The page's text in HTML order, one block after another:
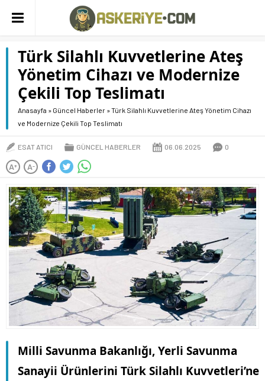
Türk Silahlı Kuvvetlerine Ateş
Yönetim Cihazı ve Modernize
Çekili Top Teslimatı
Anasayfa » Güncel Haberler »Türk Silahlı Kuvvetlerine Ateş Yönetim Cihazı
ve Modernize Çekili Top Teslimatı
ESAT ATICI GÜNCEL HABERLER 06.06.2025 0
A+ A-
Milli Savunma Bakanlığı, Yerli Savunma
Sanayii Ürünlerini Türk Silahlı Kuvvetleri’ne